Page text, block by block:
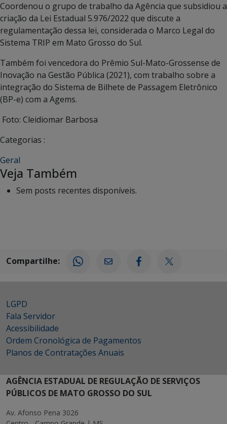
Coordenou o grupo de trabalho da Agência que subsidiou a
criação da Lei Estadual 5.976/2022 que discute a
regulamentação dessa lei, considerada o Marco Legal do
Sistema TRIP em Mato Grosso do Sul.
Também foi vencedora do Prêmio Sul-Mato-Grossense de
Inovação na Gestão Pública (2021), com trabalho sobre a
integração do Sistema de Bilhete de Passagem Eletrônico
(BP-e) com a Agems.
Foto: Cleidiomar Barbosa
Categorias :
Geral
Veja Também
Sem posts recentes disponíveis.
Compartilhe:
LGPD
Fala Servidor
Acessibilidade
Ordem Cronológica de Pagamentos
Planos de Contratações Anuais
AGÊNCIA ESTADUAL DE REGULAÇÃO DE SERVIÇOS
PÚBLICOS DE MATO GROSSO DO SUL
Av. Afonso Pena 3026